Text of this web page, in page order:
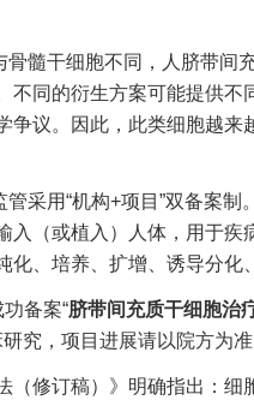
骨髓干细胞不同，人脐带间
同的衍生方案可能提供不
议。因此，此类细胞越来
采用“机构+项目”双备案制
入（或植入）人体，用于疾
、培养、扩增、诱导分化
备案“脐带间充质干细胞治
究，项目进展请以院方为准
（修订稿）》明确指出：细